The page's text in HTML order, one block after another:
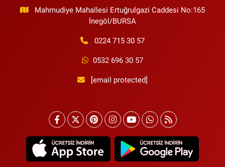
Mahmudiye Mahallesi Ertuğrulgazi Caddesi No:165
İnegöl/BURSA
0224 715 30 57
0532 696 30 57
[email protected]